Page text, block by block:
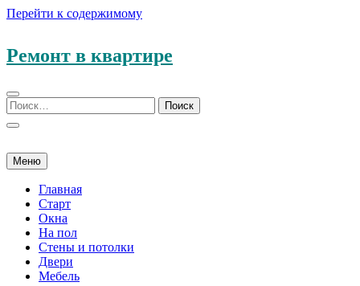
Перейти к содержимому
Ремонт в квартире
Меню
Главная
Старт
Окна
На пол
Стены и потолки
Двери
Мебель